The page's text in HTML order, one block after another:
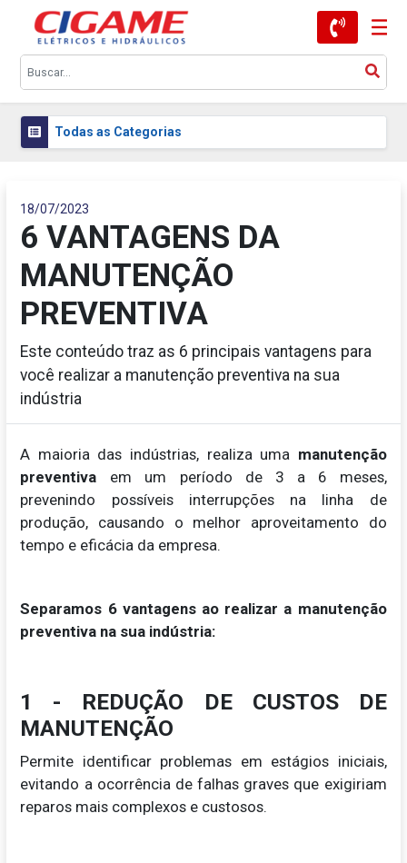
Todas as Categorias
18/07/2023
6 VANTAGENS DA
MANUTENÇÃO
PREVENTIVA
Este conteúdo traz as 6 principais vantagens para
você realizar a manutenção preventiva na sua
indústria
A maioria das indústrias, realiza uma manutenção
preventiva em um período de 3 a 6 meses,
prevenindo possíveis interrupções na linha de
produção, causando o melhor aproveitamento do
tempo e eficácia da empresa.
Separamos 6 vantagens ao realizar a manutenção
preventiva na sua indústria:
1 - REDUÇÃO DE CUSTOS DE
MANUTENÇÃO
Permite identificar problemas em estágios iniciais,
evitando a ocorrência de falhas graves que exigiriam
reparos mais complexos e custosos.